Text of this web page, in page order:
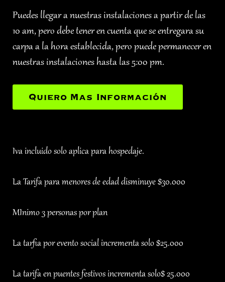
Puedes llegar a nuestras instalaciones a partir de las
10 am, pero debe tener en cuenta que se entregara su
carpa a la hora establecida, pero puede permanecer en
nuestras instalaciones hasta las 5:00 pm.
Quiero Mas Información
Iva incluido solo aplica para hospedaje.
La Tarifa para menores de edad disminuye $30.000
MInimo 3 personas por plan
La tarfia por evento social incrementa solo $25.000
La tarifa en puentes festivos incrementa solo$ 25.000